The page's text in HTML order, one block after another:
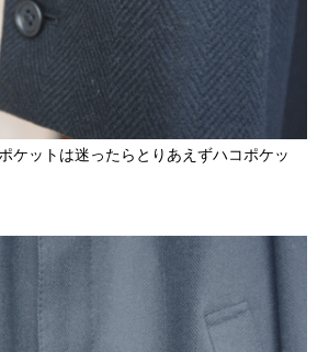
ケットは迷ったらとりあえずハコポケッ